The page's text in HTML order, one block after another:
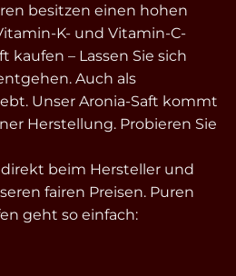
besitzen einen hohen
K- und Vitamin-C-
kaufen – Lassen Sie sich
Auch als
Unser Aronia-Saft kommt
Herstellung. Probieren Sie
beim Hersteller und
fairen Preisen. Puren
geht so einfach: